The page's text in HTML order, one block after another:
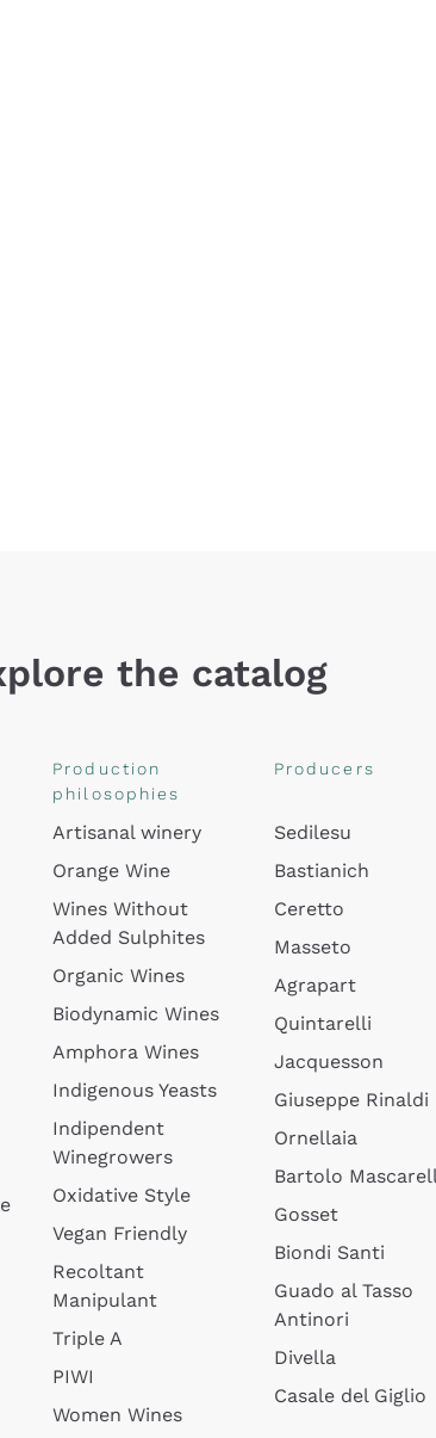
the catalog
Production
philosophies
Artisanal winery
Orange Wine
Wines Without
Added Sulphites
Organic Wines
Biodynamic Wines
Amphora Wines
Indigenous Yeasts
Indipendent
Winegrowers
Oxidative Style
Vegan Friendly
Recoltant
Manipulant
Triple A
PIWI
Women Wines
Producers
Sedilesu
Bastianich
Ceretto
Masseto
Agrapart
Quintarelli
Jacquesson
Giuseppe Rinaldi
Ornellaia
Bartolo
Gosset
Biondi Santi
Guado al Tasso
Antinori
Divella
Casale del Giglio